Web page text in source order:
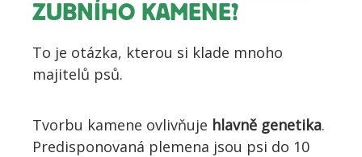
ZUBNÍHO KAMENE?
To je otázka, kterou si klade mnoho
majitelů psů.
Tvorbu kamene ovlivňuje hlavně genetika.
Predisponovaná plemena jsou psi do 10